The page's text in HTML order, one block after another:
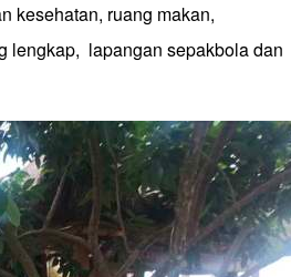
kesehatan, ruang makan,
lengkap, lapangan sepakbola dan